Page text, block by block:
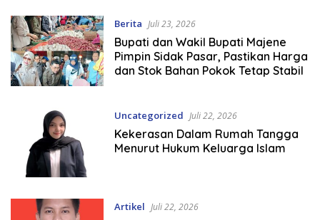
Berita Juli 23, 2026
Bupati dan Wakil Bupati Majene
Pimpin Sidak Pasar, Pastikan Harga
dan Stok Bahan Pokok Tetap Stabil
Uncategorized Juli 22, 2026
Kekerasan Dalam Rumah Tangga
Menurut Hukum Keluarga Islam
Artikel Juli 22, 2026